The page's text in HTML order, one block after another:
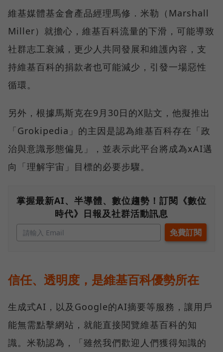
維基媒體基金會產品經理馬修．米勒（Marshall
Miller）就擔心，維基百科流量的下滑，可能導致
社群志工衰減，更少人共同發展和維護內容，支
持維基百科的捐款者也可能減少，引發一場惡性
循環。
另外，根據馬斯克在9月30日的X貼文，他擬推出
「Grokipedia」的主因是認為維基百科存在「政
治與意識形態偏見」，並表示此平台將成為xAI邁
向「理解宇宙」目標的必要步驟。
掌握最新AI、半導體、數位趨勢！訂閱《數位
時代》日報及社群活動訊息
信任、透明度，是維基百科優勢所在
生成式AI，以及Google的AI摘要等服務，讓用戶
能無需點擊網站，就能直接閱覽維基百科的知
識。米勒認為，「雖然我們歡迎人們獲得知識的